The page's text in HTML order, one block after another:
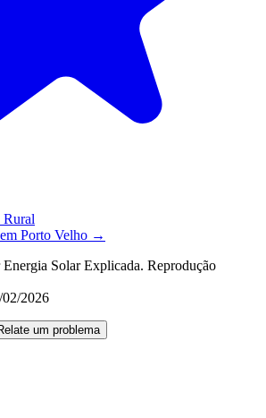
Rural
em Porto Velho →
Solar Explicada. Reprodução
2026
um problema